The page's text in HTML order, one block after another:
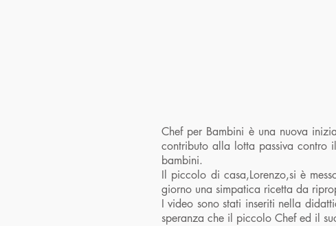
Chef per Bambini è una nuova
contributo alla lotta passiva contro
bambini.
Il piccolo di casa,Lorenzo,si è
giorno una simpatica ricetta da
I video sono stati inseriti nella
speranza che il piccolo Chef ed il